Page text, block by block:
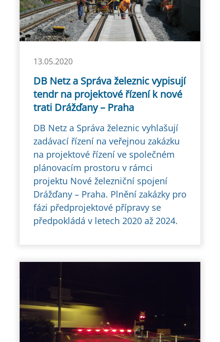
13.05.2020
DB Netz a Správa železnic vypisují
tendr na projektové řízení k nové
trati Drážďany – Praha
DB Netz a Správa železnic vyhlašují
zadávací řízení na veřejnou zakázku
na projektové řízení ve společném
plánovacím prostoru v rámci
projektu Nové železniční spojení
Drážďany – Praha. Plnění zakázky pro
fázi předprojektové přípravy se
předpokládá v letech 2020 až 2024.